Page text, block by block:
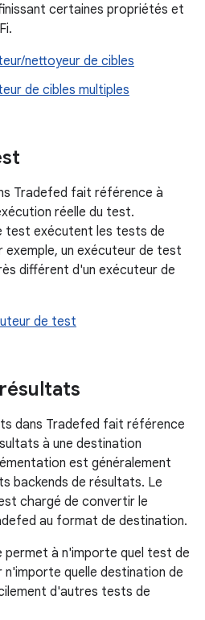
certaines propriétés et
nettoyeur de cibles
de cibles multiples
Tradefed fait référence à
réelle du test.
test exécutent les tests de
exemple, un exécuteur de test
différent d'un exécuteur de
de test
dans Tradefed fait référence
à une destination
est généralement
backends de résultats. Le
chargé de convertir le
au format de destination.
permet à n'importe quel test de
quelle destination de
d'autres tests de